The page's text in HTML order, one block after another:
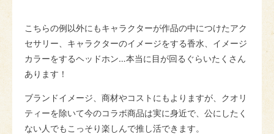
こちらの例以外にもキャラクターが作品の中につけたアク
セサリー、キャラクターのイメージをする香水、イメージ
カラーをするヘッドホン…本当に目が回るぐらいたくさん
あります！
ブランドイメージ、商材やコストにもよりますが、クオリ
ティーを除いて今のコラボ商品は実に身近で、公にしたく
ない人でもこっそり楽しんで推し活できます。